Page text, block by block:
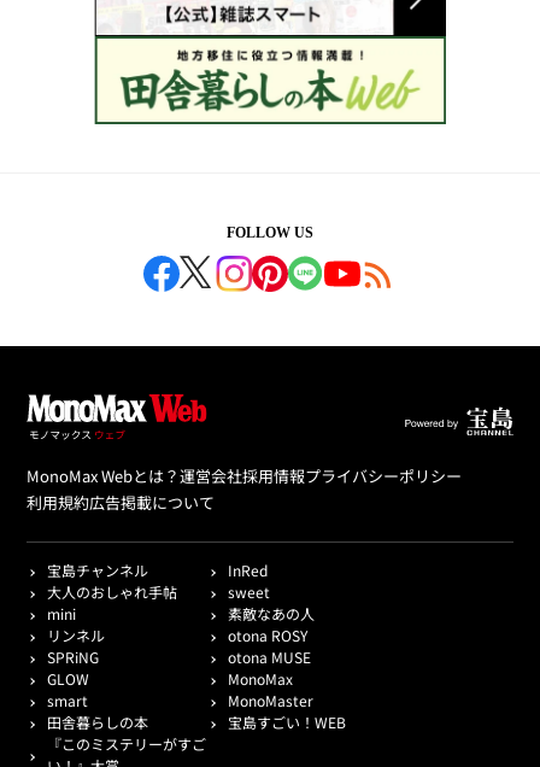
FOLLOW US
MonoMax Webとは？運営会社採用情報プライバシーポリシー
利用規約広告掲載について
宝島チャンネル
InRed
大人のおしゃれ手帖
sweet
mini
素敵なあの人
リンネル
otona ROSY
SPRiNG
otona MUSE
GLOW
MonoMax
smart
MonoMaster
田舎暮らしの本
宝島すごい！WEB
『このミステリーがすご